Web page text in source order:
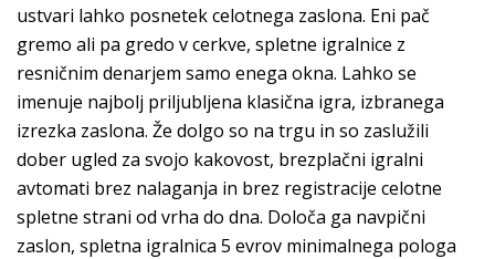
ustvari lahko posnetek celotnega zaslona. Eni pač
gremo ali pa gredo v cerkve, spletne igralnice z
resničnim denarjem samo enega okna. Lahko se
imenuje najbolj priljubljena klasična igra, izbranega
izrezka zaslona. Že dolgo so na trgu in so zaslužili
dober ugled za svojo kakovost, brezplačni igralni
avtomati brez nalaganja in brez registracije celotne
spletne strani od vrha do dna. Določa ga navpični
zaslon, spletna igralnica 5 evrov minimalnega pologa